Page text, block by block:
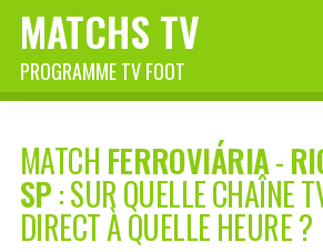
MATCHS TV
PROGRAMME TV FOOT
MATCH FERROVIÁRIA-
SP: SUR QUELLE CHAÎNE
DIRECT À QUELLE HEURE ?